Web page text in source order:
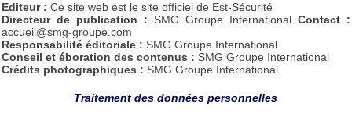
Editeur : Ce site web est le site officiel de Est-Sécurité
Directeur de publication : SMG Groupe InternationalContact :
accueil@smg-groupe.com
Responsabilité éditoriale : SMG Groupe International
Conseil et éboration des contenus : SMG Groupe International
Crédits photographiques : SMG Groupe International
Traitement des données personnelles